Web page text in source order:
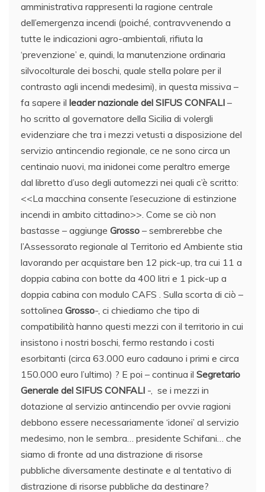
amministrativa rappresenti la ragione centrale
dell’emergenza incendi (poiché, contravvenendo a
tutte le indicazioni agro-ambientali, rifiuta la
‘prevenzione’ e, quindi, la manutenzione ordinaria
silvocolturale dei boschi, quale stella polare per il
contrasto agli incendi medesimi), in questa missiva –
fa sapere il leader nazionale del SIFUS CONFALI –
ho scritto al governatore della Sicilia di volergli
evidenziare che tra i mezzi vetusti a disposizione del
servizio antincendio regionale, ce ne sono circa un
centinaio nuovi, ma inidonei come peraltro emerge
dal libretto d’uso degli automezzi nei quali c’è scritto:
<<La macchina consente l’esecuzione di estinzione
incendi in ambito cittadino>>. Come se ciò non
bastasse – aggiunge Grosso – sembrerebbe che
l’Assessorato regionale al Territorio ed Ambiente stia
lavorando per acquistare ben 12 pick-up, tra cui 11 a
doppia cabina con botte da 400 litri e 1 pick-up a
doppia cabina con modulo CAFS . Sulla scorta di ciò –
sottolinea Grosso-, ci chiediamo che tipo di
compatibilità hanno questi mezzi con il territorio in cui
insistono i nostri boschi, fermo restando i costi
esorbitanti (circa 63.000 euro cadauno i primi e circa
150.000 euro l’ultimo) ? E poi – continua il Segretario
Generale del SIFUS CONFALI -, se i mezzi in
dotazione al servizio antincendio per ovvie ragioni
debbono essere necessariamente ‘idonei’ al servizio
medesimo, non le sembra… presidente Schifani… che
siamo di fronte ad una distrazione di risorse
pubbliche diversamente destinate e al tentativo di
distrazione di risorse pubbliche da destinare?